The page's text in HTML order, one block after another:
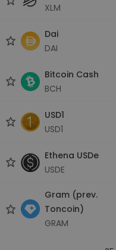
XLM
Dai
DAI
Bitcoin Cash
BCH
USD1
USD1
Ethena USDe
USDE
Gram (prev.
Toncoin)
GRAM